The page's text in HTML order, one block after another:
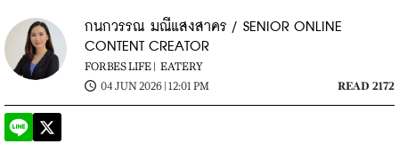
กนกวรรณ มณีแสงสาคร / SENIOR ONLINE
CONTENT CREATOR
FORBES LIFE | EATERY
04 JUN 2026 | 12:01 PM
READ 2172